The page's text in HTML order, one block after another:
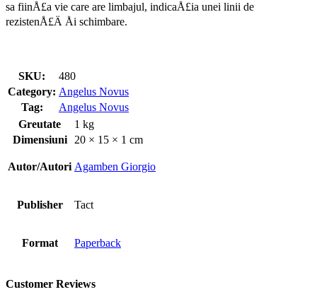
sa fiinÅ£a vie care are limbajul, indicaÅ£ia unei linii de
rezistenÅ£Ä Åi schimbare.
SKU:
480
Category: Angelus Novus
Tag:
Angelus Novus
Greutate
1 kg
Dimensiuni
20 × 15 × 1 cm
Autor/Autori Agamben Giorgio
Publisher Tact
Format Paperback
Customer Reviews